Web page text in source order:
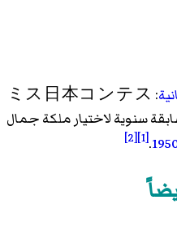
: ミス日本コンテス
.
[1]
[2]